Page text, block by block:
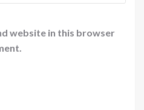
website in this browser